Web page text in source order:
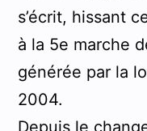
s’écrit, hissant
à la 5e marche
générée par la
2004.
Depuis le